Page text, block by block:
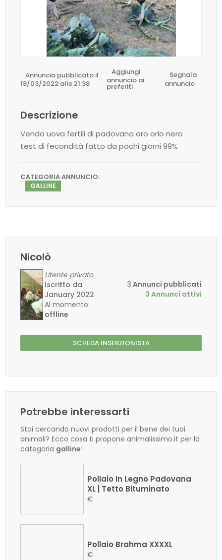
Annuncio pubblicato il
18/03/2022 alle 21:38
Aggiungi
annuncio ai
preferiti
Segnala
annuncio
Descrizione
Vendo uova fertili di padovana oro orlo nero
test di fecondità fatto da pochi giorni 99%
CATEGORIA ANNUNCIO:
GALLINE
Nicolò
Utente privato
Iscritto da
January 2022
Al momento:
offline
3 Annunci pubblicati
3 Annunci attivi
SCHEDA INSERZIONISTA
Potrebbe interessarti
Stai cercando nuovi prodotti per il bene dei tuoi
animali? Ecco cosa ti propone animalissimo.it per la
categoria galline!
Pollaio In Legno Padovana
XL | Tetto Bituminato
€
Pollaio Brahma XXXXL
€